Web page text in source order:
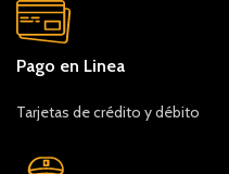
Pago en Linea
Tarjetas de crédito y débito